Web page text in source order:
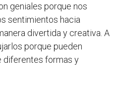
geniales porque nos
sentimientos hacia
divertida y creativa. A
porque pueden
diferentes formas y